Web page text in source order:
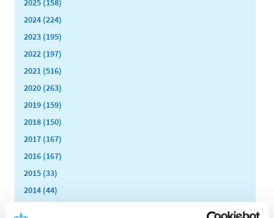
2025 (158)
2024 (224)
2023 (195)
2022 (197)
2021 (516)
2020 (263)
2019 (159)
2018 (150)
2017 (167)
2016 (167)
2015 (33)
2014 (44)